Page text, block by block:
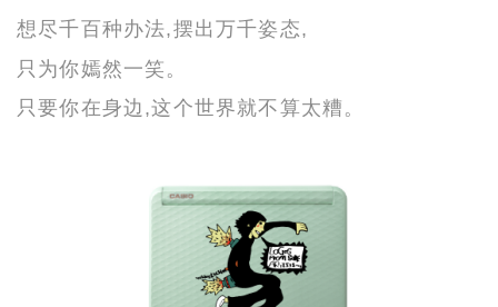
想尽千百种办法,摆出万千姿态,
只为你嫣然一笑。
只要你在身边,这个世界就不算太糟。